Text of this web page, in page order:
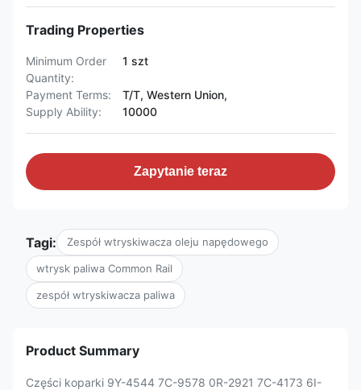
Trading Properties
Minimum Order
Quantity:
1 szt
Payment Terms:
T/T, Western Union,
Supply Ability:
10000
Zapytanie teraz
Tagi: Zespół wtryskiwacza oleju napędowego
wtrysk paliwa Common Rail
zespół wtryskiwacza paliwa
Product Summary
Części koparki 9Y-4544 7C-9578 0R-2921 7C-4173 6I-